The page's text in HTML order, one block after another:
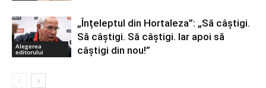
Alegerea
editorului
„Înțeleptul din Hortaleza”: „Să câștigi.
Să câștigi. Să câștigi. Iar apoi să
câștigi din nou!”